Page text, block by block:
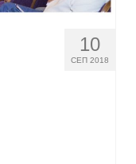
10
СЕП 2018